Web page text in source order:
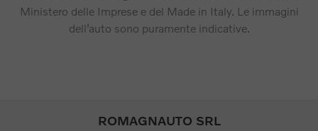
Ministero delle Imprese e del Made in Italy. Le immagini
dell’auto sono puramente indicative.
ROMAGNAUTO SRL